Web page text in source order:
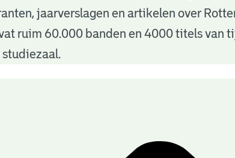
jaarverslagen en artikelen over
ruim 60.000 banden en 4000 titels van